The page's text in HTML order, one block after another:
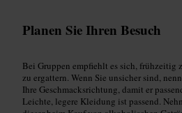
Planen Sie Ihren Besuch
Bei Gruppen empfiehlt es sich, frühzeitig
zu ergattern. Wenn Sie unsicher sind,
Ihre Geschmacksrichtung, damit er
Leichte, legere Kleidung ist passend.